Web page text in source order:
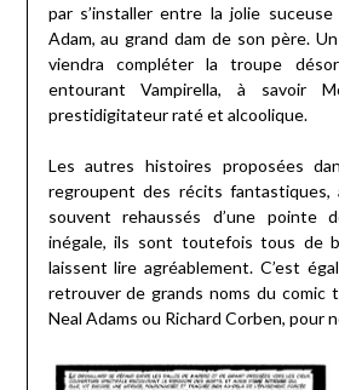
par s’installer entre la jolie
Adam, au grand dam de son père.
viendra compléter la troupe
entourant Vampirella, à savoir
prestidigitateur raté et alcoolique.
Les autres histoires proposées
regroupent des récits fantastiques,
souvent rehaussés d’une pointe
inégale, ils sont toutefois tous de
laissent lire agréablement. C’est
retrouver de grands noms du comic
Neal Adams ou Richard Corben, pour